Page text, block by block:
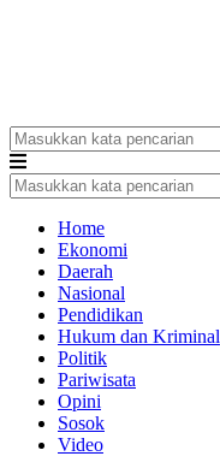
Home
Ekonomi
Daerah
Nasional
Pendidikan
Hukum dan Kriminal
Politik
Pariwisata
Opini
Sosok
Video